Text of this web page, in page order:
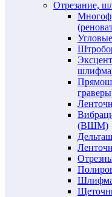
Отрезание,
(ВШМ)